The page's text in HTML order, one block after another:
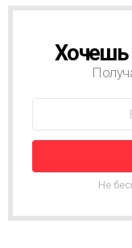
О
Т
Н
Я
А
С
Хочешь
Не